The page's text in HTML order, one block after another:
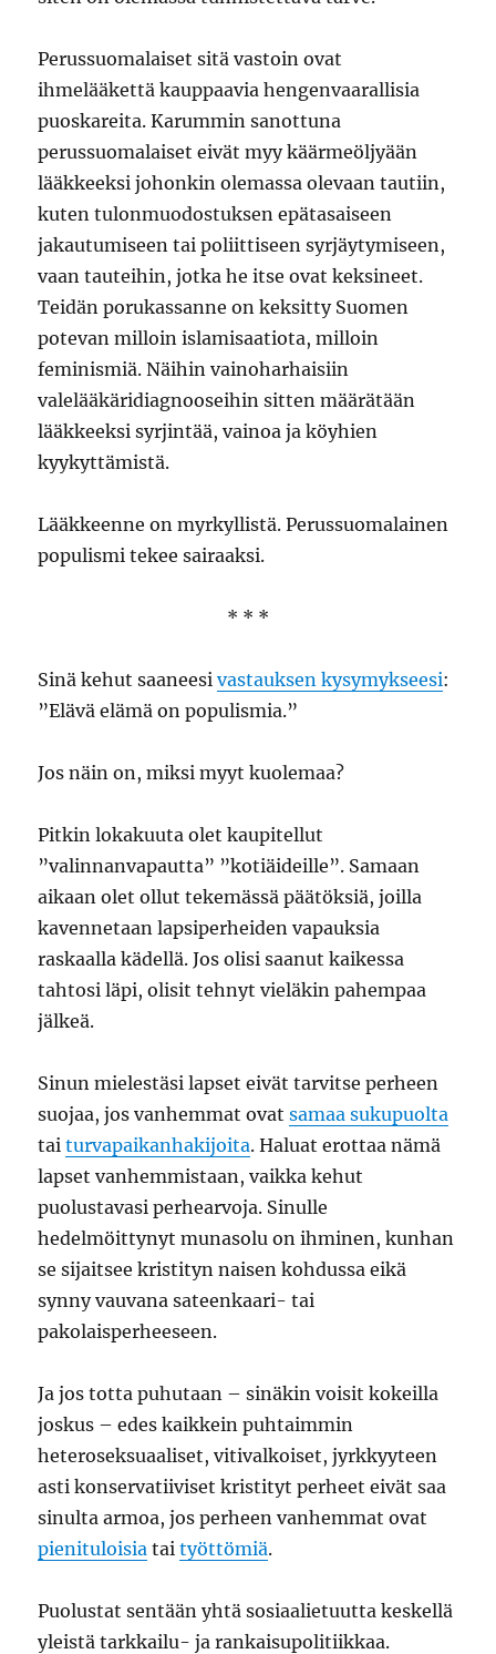
Perussuomalaiset sitä vastoin ovat
ihmelääkettä kauppaavia hengenvaarallisia
puoskareita. Karummin sanottuna
perussuomalaiset eivät myy käärmeöljyään
lääkkeeksi johonkin olemassa olevaan tautiin,
kuten tulonmuodostuksen epätasaiseen
jakautumiseen tai poliittiseen syrjäytymiseen,
vaan tauteihin, jotka he itse ovat keksineet.
Teidän porukassanne on keksitty Suomen
potevan milloin islamisaatiota, milloin
feminismiä. Näihin vainoharhaisiin
valelääkäridiagnooseihin sitten määrätään
lääkkeeksi syrjintää, vainoa ja köyhien
kyykyttämistä.
Lääkkeenne on myrkyllistä. Perussuomalainen
populismi tekee sairaaksi.
* * *
Sinä kehut saaneesivastauksen kysymykseesi:
”Elävä elämä on populismia.”
Jos näin on, miksi myyt kuolemaa?
Pitkin lokakuuta olet kaupitellut
”valinnanvapautta” ”kotiäideille”. Samaan
aikaan olet ollut tekemässä päätöksiä, joilla
kavennetaan lapsiperheiden vapauksia
raskaalla kädellä. Jos olisi saanut kaikessa
tahtosi läpi, olisit tehnyt vieläkin pahempaa
jälkeä.
Sinun mielestäsi lapset eivät tarvitse perheen
suojaa, jos vanhemmat ovatsamaa sukupuolta
taiturvapaikanhakijoita. Haluat erottaa nämä
lapset vanhemmistaan, vaikka kehut
puolustavasi perhearvoja. Sinulle
hedelmöittynyt munasolu on ihminen, kunhan
se sijaitsee kristityn naisen kohdussa eikä
synny vauvana sateenkaari- tai
pakolaisperheeseen.
Ja jos totta puhutaan – sinäkin voisit kokeilla
joskus ­– edes kaikkein puhtaimmin
heteroseksuaaliset, vitivalkoiset, jyrkkyyteen
asti konservatiiviset kristityt perheet eivät saa
sinulta armoa, jos perheen vanhemmat ovat
pienituloisia taityöttömiä.
Puolustat sentään yhtä sosiaalietuutta keskellä
yleistä tarkkailu- ja rankaisupolitiikkaa.